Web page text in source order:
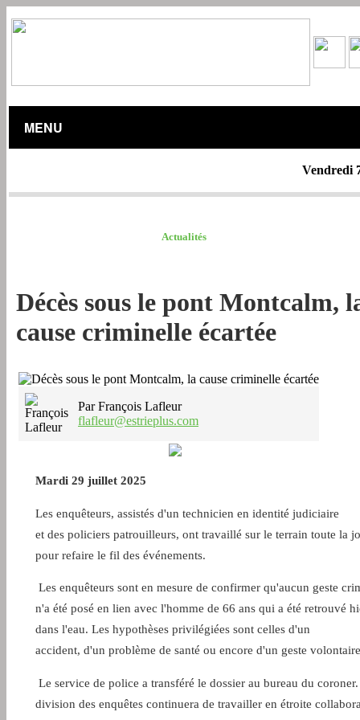
MENU
Vendredi
Actualités
Décès sous le pont Montcalm,
cause criminelle écartée
Par François Lafleur
flafleur@estrieplus.com
Mardi 29 juillet 2025
Les enquêteurs, assistés d'un technicien en identité judiciaire
et des policiers patrouilleurs, ont travaillé sur le terrain toute la
pour refaire le fil des événements.
Les enquêteurs sont en mesure de confirmer qu'aucun geste
n'a été posé en lien avec l'homme de 66 ans qui a été retrouvé
dans l'eau. Les hypothèses privilégiées sont celles d'un
accident, d'un problème de santé ou encore d'un geste
Le service de police a transféré le dossier au bureau du
division des enquêtes continuera de travailler en étroite